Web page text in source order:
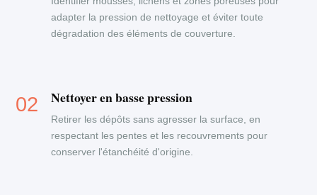
adapter la pression de nettoyage et éviter toute
dégradation des éléments de couverture.
Nettoyer en basse pression
Retirer les dépôts sans agresser la surface, en
respectant les pentes et les recouvrements pour
conserver l'étanchéité d'origine.